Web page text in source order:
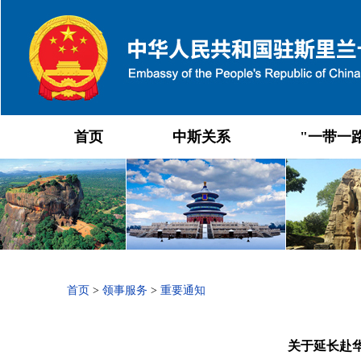
首页 中斯关系 "一带一
首页 > 领事服务 > 重要通知
关于延长赴